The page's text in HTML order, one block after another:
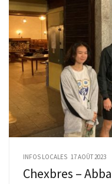
INFOS LOCALES 17 AOÛT 2023
Chexbres –